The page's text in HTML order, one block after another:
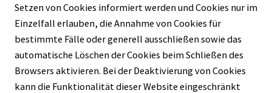
Setzen von Cookies informiert werden und Cookies nur im
Einzelfall erlauben, die Annahme von Cookies für
bestimmte Fälle oder generell ausschließen sowie das
automatische Löschen der Cookies beim Schließen des
Browsers aktivieren. Bei der Deaktivierung von Cookies
kann die Funktionalität dieser Website eingeschränkt